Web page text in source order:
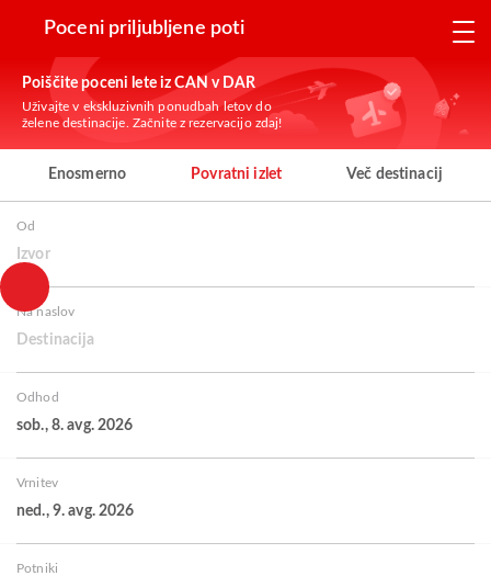
Poceni priljubljene poti
Poiščite poceni lete iz CAN v DAR
Uživajte v ekskluzivnih ponudbah letov do
želene destinacije. Začnite z rezervacijo zdaj!
Enosmerno Povratni izlet Več destinacij
Od
Izvor
Na naslov
Destinacija
Odhod
sob., 8. avg. 2026
Vrnitev
ned., 9. avg. 2026
Potniki